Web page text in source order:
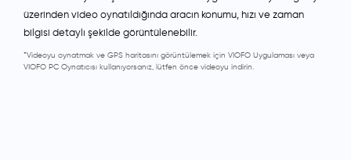
üzerinden video oynatıldığında aracın konumu, hızı ve zaman
bilgisi detaylı şekilde görüntülenebilir.
*Videoyu oynatmak ve GPS haritasını görüntülemek için VIOFO Uygulaması veya
VIOFO PC Oynatıcısı kullanıyorsanız, lütfen önce videoyu indirin.